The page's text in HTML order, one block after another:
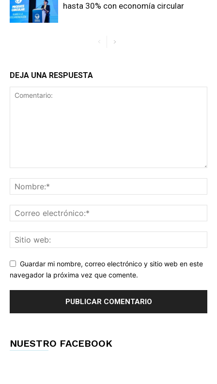
hasta 30% con economía circular
DEJA UNA RESPUESTA
Guardar mi nombre, correo electrónico y sitio web en este
navegador la próxima vez que comente.
NUESTRO FACEBOOK